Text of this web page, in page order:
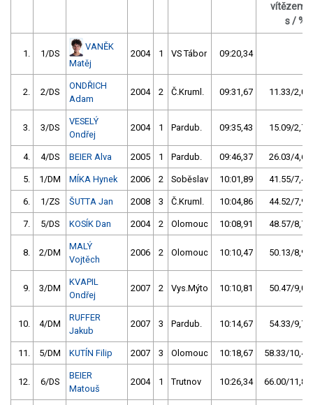
vítězem
s / %
1. 1/DS
VANĚK
Matěj
2004 1 VS Tábor 09:20,34
2. 2/DS
ONDŘICH
Adam
2004 2 Č.Kruml. 09:31,67 11.33/2,0
3. 3/DS
VESELÝ
Ondřej
2004 1 Pardub. 09:35,43 15.09/2,7
4. 4/DS BEIER Alva 2005 1 Pardub. 09:46,37 26.03/4,6
5. 1/DM MÍKA Hynek 2006 2 Soběslav 10:01,89 41.55/7,4
6. 1/ZS ŠUTTA Jan 2008 3 Č.Kruml. 10:04,86 44.52/7,9
7. 5/DS KOSÍK Dan 2004 2 Olomouc 10:08,91 48.57/8,7
8. 2/DM
MALÝ
Vojtěch
2006 2 Olomouc 10:10,47 50.13/8,9
9. 3/DM
KVAPIL
Ondřej
2007 2 Vys.Mýto 10:10,81 50.47/9,0
10. 4/DM
RUFFER
Jakub
2007 3 Pardub. 10:14,67 54.33/9,7
11. 5/DM KUTÍN Filip 2007 3 Olomouc 10:18,67 58.33/10,4
12. 6/DS
BEIER
Matouš
2004 1 Trutnov 10:26,34 66.00/11,8